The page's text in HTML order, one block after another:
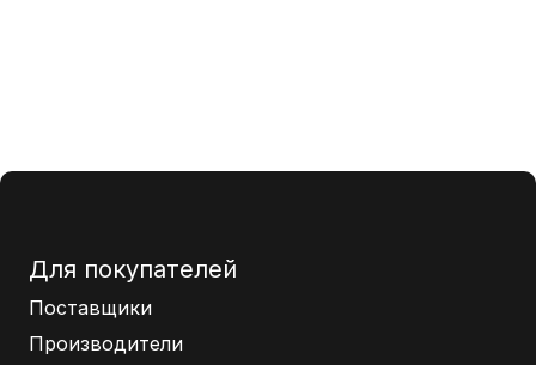
Для покупателей
Поставщики
Производители